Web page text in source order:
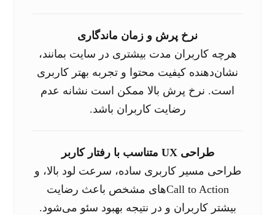
نرخ پرش و زمان ماندگاری
هرچه کاربران مدت بیشتری در سایت بمانند،
نشان‌دهنده کیفیت محتوا و تجربه بهتر کاربری
است. نرخ پرش بالا ممکن است نشانه عدم
رضایت کاربران باشد.
طراحی UX متناسب با رفتار کاربر
طراحی مسیر کاربری ساده، سرعت لود بالا، و
Call to Actionهای مشخص باعث رضایت
بیشتر کاربران و در نتیجه بهبود سئو می‌شود.